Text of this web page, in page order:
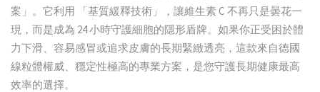
案」。它利用 「基質緩釋技術」，讓維生素 C 不再只是曇花一
現，而是成為 24 小時守護細胞的隱形盾牌。如果你正受困於體
力下滑、容易感冒或追求皮膚的長期緊緻透亮，這款來自德國
線粒體權威、穩定性極高的專業方案，是您守護長期健康最高
效率的選擇。